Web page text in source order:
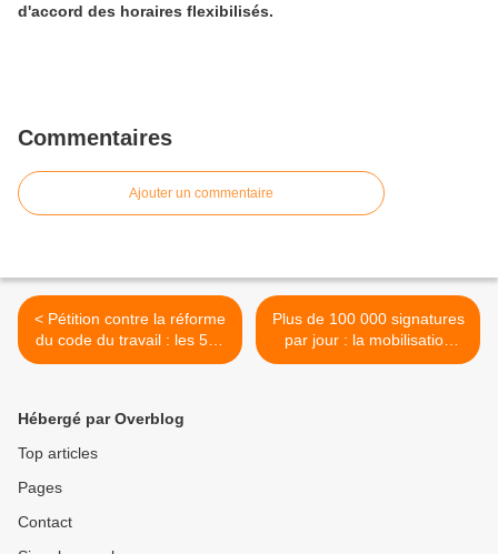
d'accord des horaires flexibilisés.
Commentaires
Ajouter un commentaire
< Pétition contre la réforme
du code du travail : les 500
000 signatures
Plus de 100 000 signatures
par jour : la mobilisation
s'amplifie !!! >
Hébergé par Overblog
Top articles
Pages
Contact